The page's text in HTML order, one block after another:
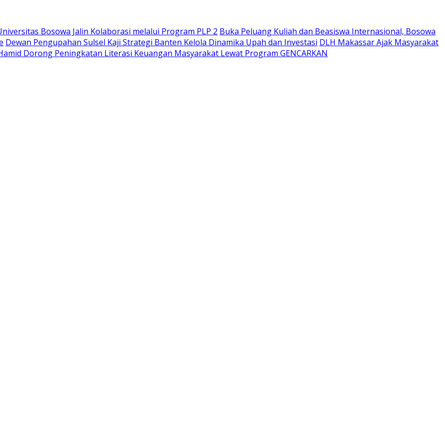
Bosowa Jalin Kolaborasi melalui Program PLP 2 Buka Peluang Kuliah dan Beasiswa Internasional, Bosowa
Dewan Pengupahan Sulsel Kaji Strategi Banten Kelola Dinamika Upah dan Investasi DLH Makassar Ajak Masyarakat
Dorong Peningkatan Literasi Keuangan Masyarakat Lewat Program GENCARKAN